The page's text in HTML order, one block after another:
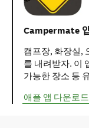
Campermate
캠프장, 화장실,
를 내려받자. 이
가능한 장소 등
애플 앱 다운로드